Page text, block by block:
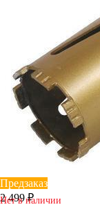
Предзаказ
2 499 ₽
Нет в наличии